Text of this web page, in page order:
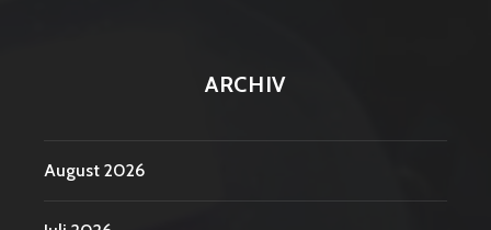
ARCHIV
August 2026